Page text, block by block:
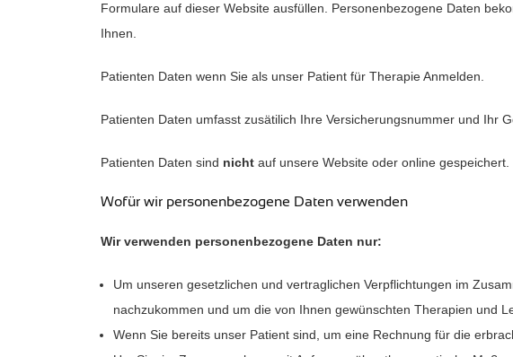
Formulare auf dieser Website ausfüllen. Personenbezogene Daten
Ihnen.
Patienten Daten wenn Sie als unser Patient für Therapie Anmelden.
Patienten Daten umfasst zusätilich Ihre Versicherungsnummer und Ihr
Patienten Daten sind nicht auf unsere Website oder online gespeichert.
Wofür wir personenbezogene Daten verwenden
Wir verwenden personenbezogene Daten nur:
Um unseren gesetzlichen und vertraglichen Verpflichtungen im
nachzukommen und um die von Ihnen gewünschten Therapien und
Wenn Sie bereits unser Patient sind, um eine Rechnung für die